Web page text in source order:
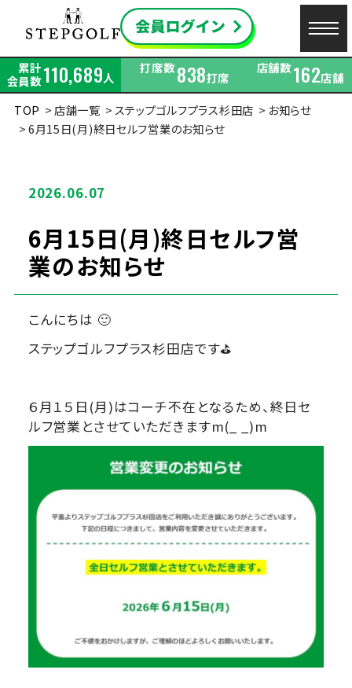
累計
会員数110,689人
打席数838打席
店舗数162店舗
TOP
店舗一覧 ステップゴルフプラス杉田店
お知らせ
6月15日(月)終日セルフ営業のお知らせ
2026.06.07
6月15日(月)終日セルフ営
業のお知らせ
こんにちは 🙂
ステップゴルフプラス杉田店です⛳
６月１５日(月)はコーチ不在となるため、終日セ
ルフ営業とさせていただきますm(_ _)m